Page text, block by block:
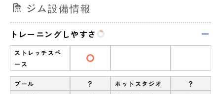
ジム設備情報
トレーニングしやすさ
ストレッチスペ
ース
プール ? ホットスタジオ ?